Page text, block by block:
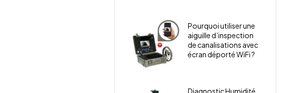
Pourquoi utiliser une
aiguille d’inspection
de canalisations avec
écran déporté WiFi ?
Diagnostic Humidité